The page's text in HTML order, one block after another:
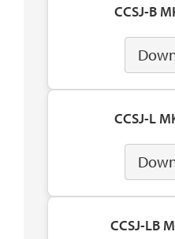
CCSJ-B
CCSJ-L
CCSJ-LB